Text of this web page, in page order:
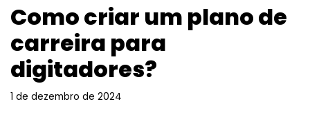
Como criar um plano de
carreira para
digitadores?
1 de dezembro de 2024